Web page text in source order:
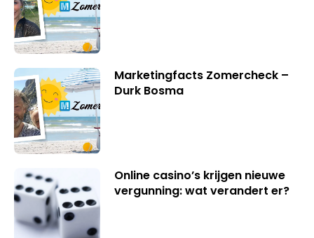
Marketingfacts Zomercheck –
Durk Bosma
Online casino’s krijgen nieuwe
vergunning: wat verandert er?